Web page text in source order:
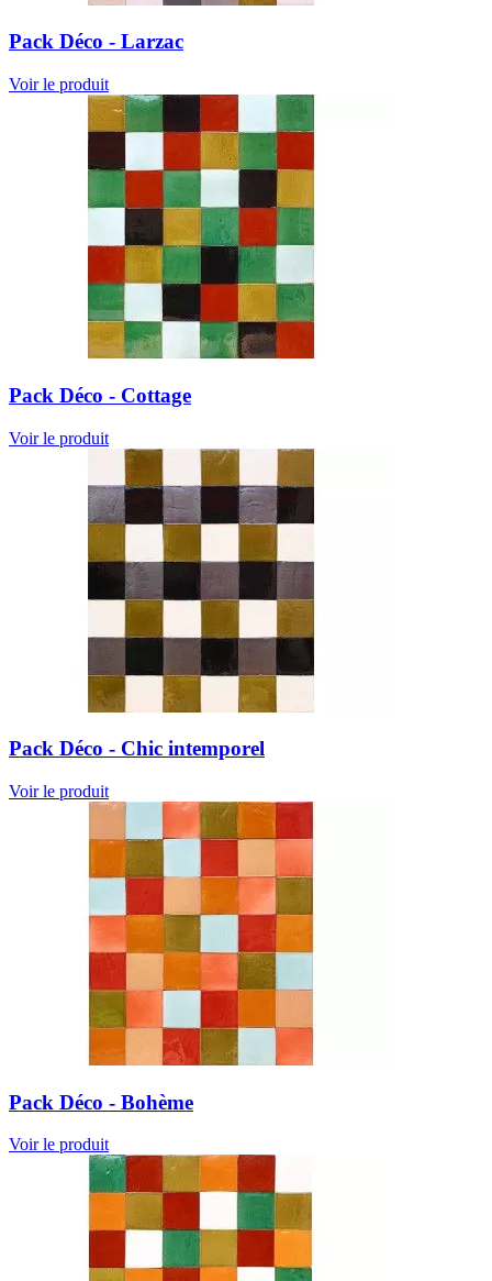
Pack Déco - Larzac
Voir le produit
Pack Déco - Cottage
Voir le produit
Pack Déco - Chic intemporel
Voir le produit
Pack Déco - Bohème
Voir le produit